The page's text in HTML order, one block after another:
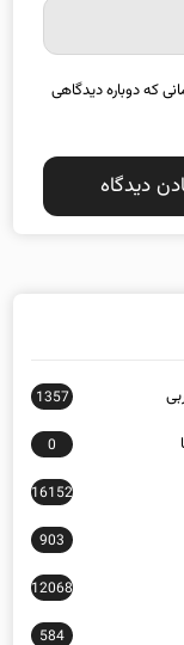
که دوباره دیدگاهی
1357
0
16152
903
12068
584